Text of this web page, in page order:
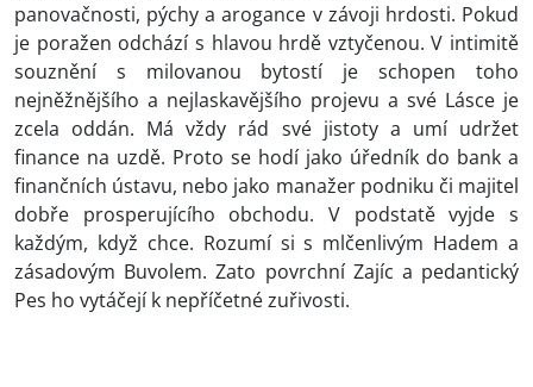
panovačnosti, pýchy a arogance v závoji hrdosti. Pokud
je poražen odchází s hlavou hrdě vztyčenou. V intimitě
souznění s milovanou bytostí je schopen toho
nejněžnějšího a nejlaskavějšího projevu a své Lásce je
zcela oddán. Má vždy rád své jistoty a umí udržet
finance na uzdě. Proto se hodí jako úředník do bank a
finančních ústavu, nebo jako manažer podniku či majitel
dobře prosperujícího obchodu. V podstatě vyjde s
každým, když chce. Rozumí si s mlčenlivým Hadem a
zásadovým Buvolem. Zato povrchní Zajíc a pedantický
Pes ho vytáčejí k nepříčetné zuřivosti.